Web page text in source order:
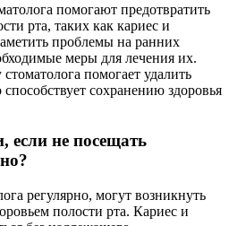
помогают предотвратить
рта, таких как кариес и
проблемы на ранних
меры для лечения их.
помогает удалить
сохранению здоровья
если не посещать
регулярно, могут возникнуть
полости рта. Кариес и